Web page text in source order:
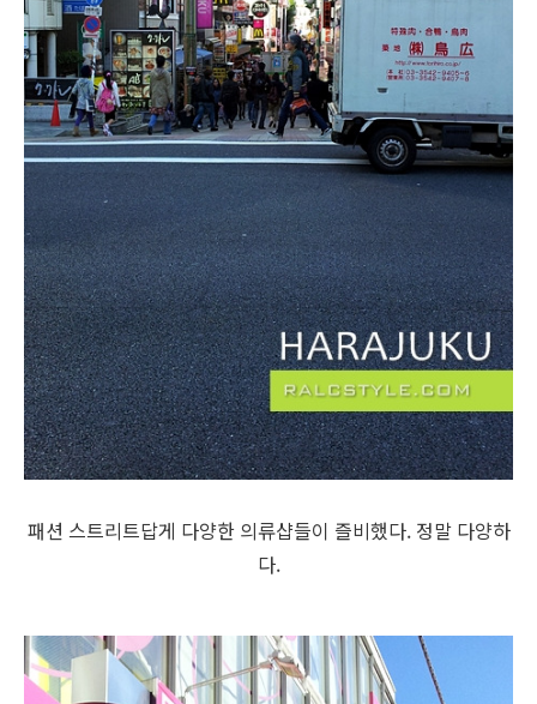
패션 스트리트답게 다양한 의류샵들이 즐비했다. 정말 다양하
다.